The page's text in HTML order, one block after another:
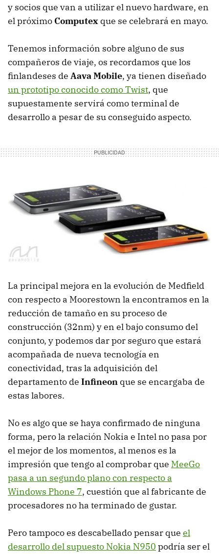
y socios que van a utilizar el nuevo hardware, en
el próximo Computex que se celebrará en mayo.
Tenemos información sobre alguno de sus
compañeros de viaje, os recordamos que los
finlandeses de Aava Mobile, ya tienen diseñado
un prototipo conocido como Twist, que
supuestamente servirá como terminal de
desarrollo a pesar de su conseguido aspecto.
La principal mejora en la evolución de Medfield
con respecto a Moorestown la encontramos en la
reducción de tamaño en su proceso de
construcción (32nm) y en el bajo consumo del
conjunto, y podemos dar por seguro que estará
acompañada de nueva tecnología en
conectividad, tras la adquisición del
departamento de Infineon que se encargaba de
estas labores.
No es algo que se haya confirmado de ninguna
forma, pero la relación Nokia e Intel no pasa por
el mejor de los momentos, al menos es la
impresión que tengo al comprobar que MeeGo
pasa a un segundo plano con respecto a
Windows Phone 7, cuestión que al fabricante de
procesadores no ha terminado de gustar.
Pero tampoco es descabellado pensar que el
desarrollo del supuesto Nokia N950 podría ser el